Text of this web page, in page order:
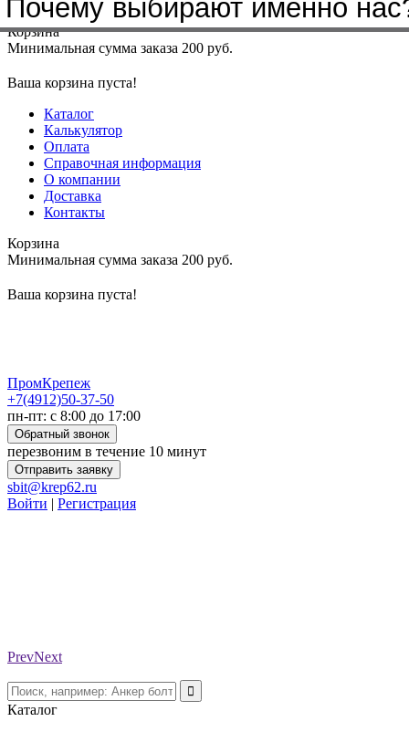
Меню+7(4912)50-37-50sbit@krep62.ru
Корзина
Минимальная сумма заказа 200 руб.
Ваша корзина пуста!
Каталог
Калькулятор
Оплата
Справочная информация
О компании
Доставка
Контакты
Корзина
Минимальная сумма заказа 200 руб.
Ваша корзина пуста!
ПромКрепеж
+7(4912)50-37-50
пн-пт: с 8:00 до 17:00
Обратный звонок
перезвоним в течение 10 минут
Отправить заявку
sbit@krep62.ru
Войти | Регистрация
PrevNext
Каталог
Почему выбирают именно